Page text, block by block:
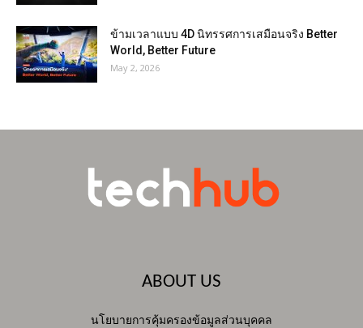
ข้ามเวลาแบบ 4D นิทรรศการเสมือนจริง Better
World, Better Future
May 2, 2026
ABOUT US
นโยบายการคุ้มครองข้อมูลส่วนบุคคล